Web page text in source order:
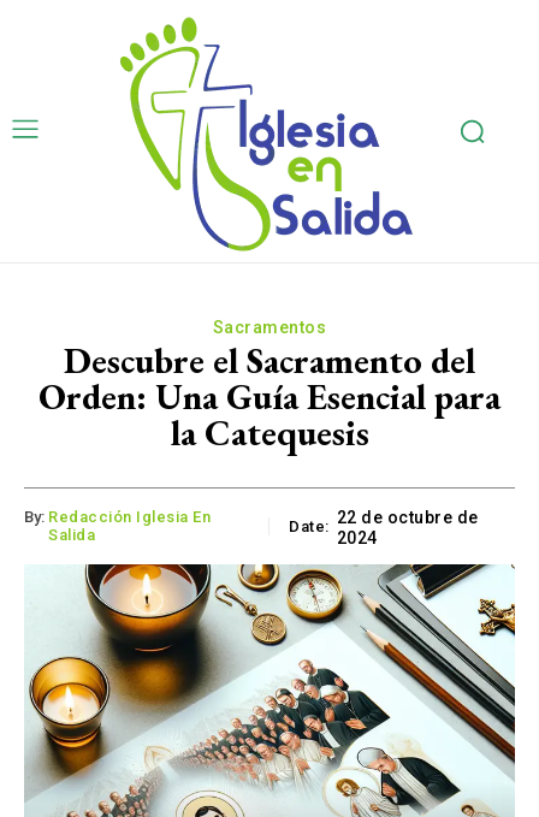
Sacramentos
Descubre el Sacramento del
Orden: Una Guía Esencial para
la Catequesis
By: Redacción Iglesia En
Salida
Date: 22 de octubre de
2024